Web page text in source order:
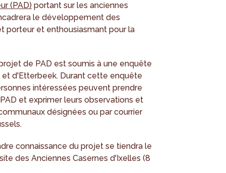
(PAD) portant sur les anciennes
le développement des
porteur et enthousiasmant pour la
de PAD est soumis à une enquête
d'Etterbeek. Durant cette enquête
intéressées peuvent prendre
et exprimer leurs observations et
désignées ou par courrier
connaissance du projet se tiendra le
des Anciennes Casernes d'Ixelles (8